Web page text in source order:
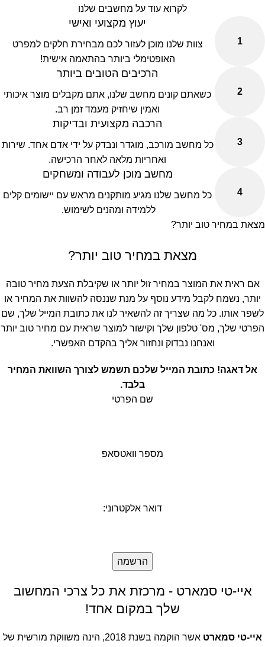
לקרוא עוד על מחשבים שלנו
1
יעוץ מקצועי ואישי
צוות שלנו מוכן לעזור לכם מבחירת חלקים למפרט
האופטימלי ביותר בהתאמה אישית!
2
הרכיבים הטובים ביותר
כשאתם קונים מחשב שלנו, אתם מקבלים מוצר איכותי
ואמין שיחזיק מעמד זמן רב.
3
הרכבה מקצועית ובדיקות
כל מחשב מורכב, מוגדר ונבדק על ידי אדם אחד. שירות
ואחריות מלאה לאחר הרכישה.
4
מחשב מוכן לעבודה ומשחקים
כל מחשב שלנו מגיע מותקנים מראש עם יישומים קלים
ללמידה ומהנים לשימוש.
מצאת במחיר טוב יותר?
מצאת במחיר טוב יותר?
אם ראית את המוצר במחיר זול יותר או שקיבלת הצעת מחיר טובה
יותר, נשמח לקבל מידע נוסף על מנת שננסה להשוות את המחיר או
לשפר אותו. כל מה שצריך זה להשאיר לנו את כתובת המייל שלך, שם
הפרטי שלך, מס' טלפון שלך וקישור למוצר שראית עם מחיר טוב יותר
ואנחנו נבדוק ונחזור אליך בהקדם האפשרי.
אל דאגה! כתובת המייל שלכם תשמש לצורך השוואת המחיר
בלבד.
שם הפרטי
מספר וואטסאפ
דואר אלקטרוני:
איי-טי סמארט - מרכזת את כל צרכי המחשוב
שלך במקום אחד!
איי-טי סמארט אשר הוקמה בשנת 2018, הינה משווקת מורשית של